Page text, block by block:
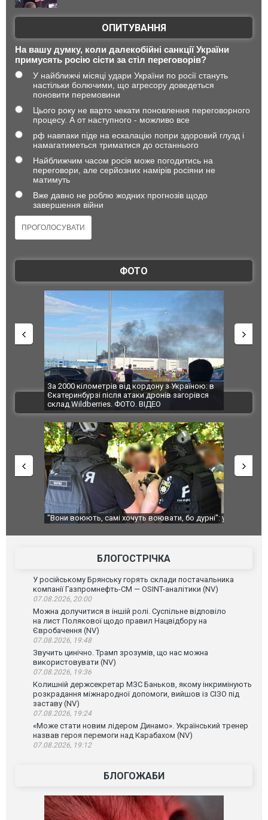
ОПИТУВАННЯ
На вашу думку, коли далекобійні санкції України
примусять росію сісти за стіл переговорів?
У найближчі місяці удари України по росії стануть
настільки болючими, що агресору доведеться
поновити перемовини
Цього року не варто чекати поновлення переговорного
процесу. А от наступного - можливо все
рф навпаки піде на ескалацію попри здоровий глузд і
намагатиметься триматися до останнього
Найближчим часом росія може погодитись на
переговори, але серйозних намірів росіяни не
матимуть
Вже давно не роблю жодних прогнозів щодо
завершення війни
ФОТО
За 2000 кілометрів від кордону з Україною: в
Єкатеринбурзі після атаки дронів загорівся
склад Wildberries. ФОТО. ВІДЕО
"Мої
ВІДЕО
"Вони воюють, самі хочуть воювати, бо дурні": у
зневажливих слів про українських захисників.
В
порт: над
ВІДЕО
БЛОГОСТРІЧКА
У російському Брянську горять склади постачальника
компанії Газпромнефть-СМ — OSINT-аналітики (NV)
07.08.2026, 20:00
Можна долучитися в іншій ролі. Суспільне відповіло
на лист Полякової щодо правил Нацвідбору на
Євробачення (NV)
07.08.2026, 19:48
Звучить цинічно. Трамп зрозумів, що нас можна
використовувати (NV)
07.08.2026, 19:36
Колишній держсекретар МЗС Баньков, якому інкримінують
розкрадання міжнародної допомоги, вийшов із СІЗО під
заставу (NV)
07.08.2026, 19:24
«Може стати новим лідером Динамо». Український тренер
назвав героя перемоги над Карабахом (NV)
07.08.2026, 19:12
БЛОГОЖАБИ